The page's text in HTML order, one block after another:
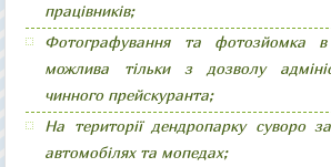
працівників;
Фотографування та фотозйомка в
можлива тільки з дозволу
чинного прейскуранта;
На території дендропарку суворо
автомобілях та мопедах;